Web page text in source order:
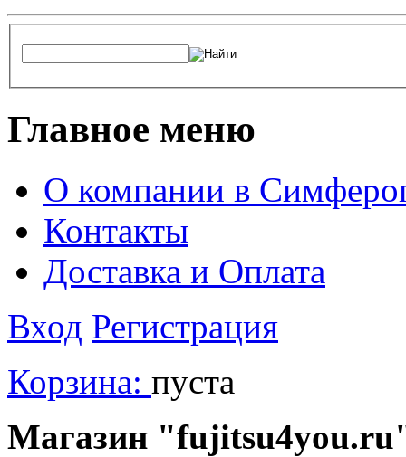
Главное меню
О компании в
Контакты
Доставка и Оплата
Вход Регистрация
Корзина: пуста
Магазин